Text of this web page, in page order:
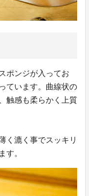
ポンジが入ってお
ています。曲線状の
触感も柔らかく上質
く漉く事でスッキリ
す。